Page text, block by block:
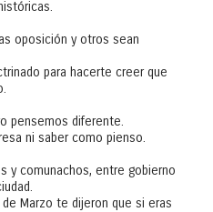
oposición y otros sean
para hacerte creer que
pensemos diferente.
ni saber como pienso.
y comunachos, entre gobierno
Marzo te dijeron que si eras